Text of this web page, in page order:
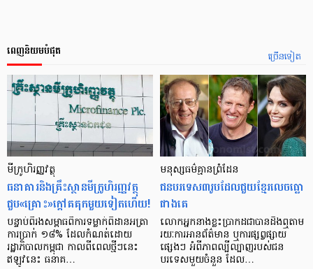
ច្រើនទៀត
ពេញនិយមបំផុត
មីក្រូ​ហិរញ្ញវត្ថុ
ធនាគារ​និង​គ្រឹះស្ថាន​មីក្រូ​ហិរញ្ញវត្ថុ​
ជួប«គ្រោះ»ក្តៅ​គគុក​មួយ​ទៀត​ហើយ!
បន្ទាប់​ពី​រង​សម្ពាធ​​ពី​ការ​ទម្លាក់​ពិដាន​អត្រា​
ការ​ប្រាក់ ១៨​% ដែល​កំណត់​ដោយ​
រដ្ឋាភិបាល​កម្ពុជា កាល​ពី​ពេល​ថ្មីៗ​នេះ
ឥឡូវ​នេះ ធនាគ…
មនុស្ស​ធម៌​គ្មាន​ព្រំដែន
ជន​បរទេស​៣​រូប​ដែល​ជួយ​ខ្មែរ​លេច​ធ្លោ​
ជាង​គេ
លោកអ្នក​នាង​ខ្លះ​ប្រាកដ​ជា​បាន​​ដឹង​ឮ​តាម​
រយៈ​ការ​អាន​ព័ត៌មាន ឬ​ការ​ផ្សព្វផ្សាយ​
ផ្សេងៗ អំពី​ភាព​ល្បីល្បាញ​របស់​ជន​
បរទេស​មួយ​ចំនួន ដែល…